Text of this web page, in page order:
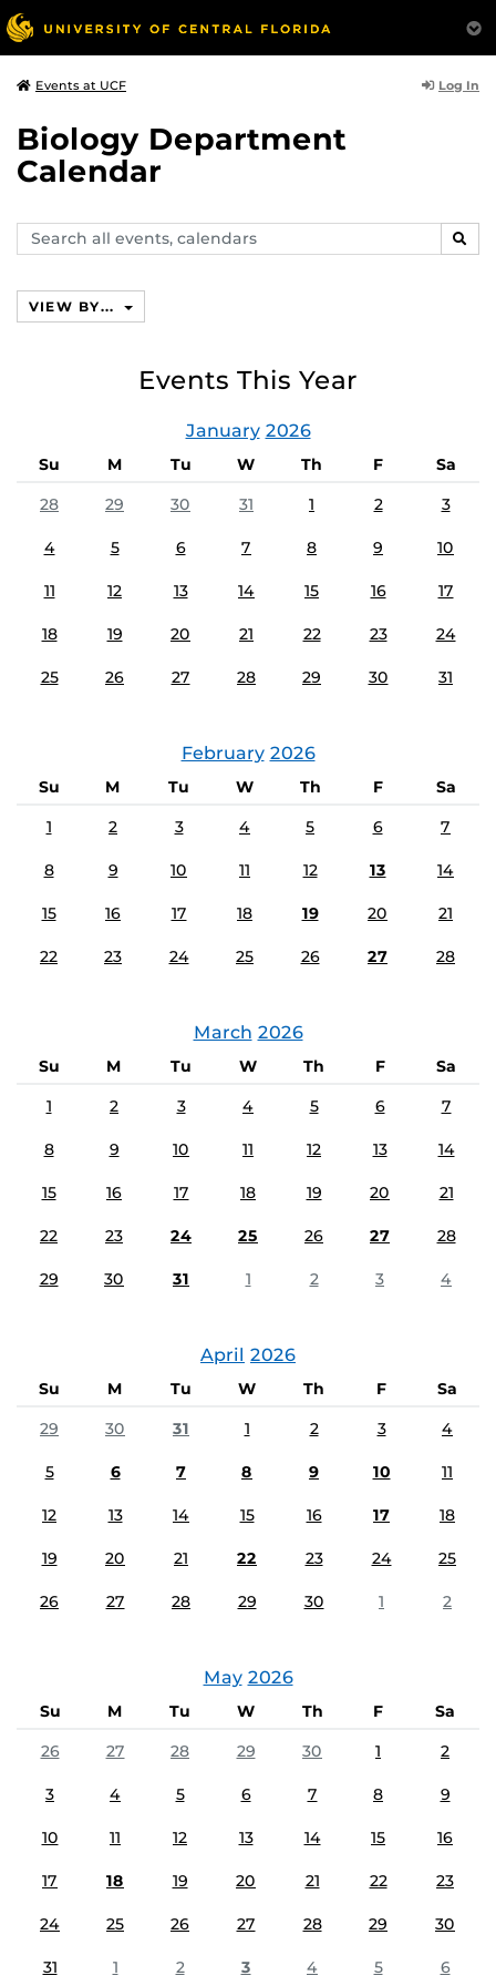
Events at UCF Log In
Biology Department
Calendar
Search
events,
VIEW BY...
Events This Year
January 2026
Su M Tu W Th F
Sa
28
29 30 31 1 2 3
4 5 6 7 8 9 10
11 12 13 14 15 16 17
18 19 20 21 22 23 24
25 26 27 28 29 30 31
February 2026
Su M Tu W Th F
Sa
1
2 3 4 5 6 7
8 9 10 11 12 13 14
15 16 17 18 19 20 21
22 23 24 25 26 27 28
March 2026
Su M Tu W Th F
Sa
1
2 3 4 5 6 7
8 9 10 11 12 13 14
15 16 17 18 19 20 21
22 23 24 25 26 27 28
29 30 31 1 2 3 4
April 2026
Su M Tu W Th F
Sa
29
30 31 1 2 3 4
5 6 7 8 9 10 11
12 13 14 15 16 17 18
19 20 21 22 23 24 25
26 27 28 29 30 1 2
May 2026
Su M Tu W Th F
Sa
26
27 28 29 30 1 2
3 4 5 6 7 8 9
10 11 12 13 14 15 16
17 18 19 20 21 22 23
24 25 26 27 28 29 30
31 1 2 3 4 5 6